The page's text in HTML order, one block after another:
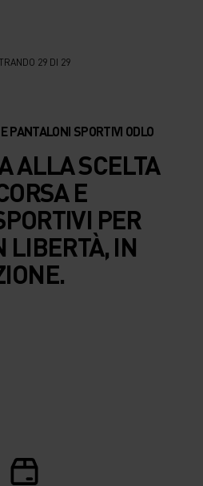
29 DI 29
PANTALONI SPORTIVI ODLO
ALLA SCELTA
E
PER
LIBERTÀ, IN